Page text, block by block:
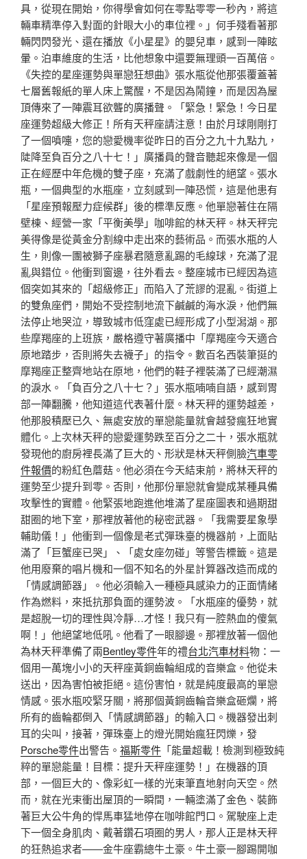
具，從現在開始，你得學會如何在零點零零一秒內，將這
輛車精準停入對面的針眼大小的車位裡。」何手殘看著那
輛閃閃發光、還在播放《小星星》的嬰兒車，感到一陣眩
暈。泊車維度的生活，比他想象中還要無理頭一百萬倍。
《失控的星座運勢與單戀狂想曲》張水瓶從他那張覆蓋著
七層舊報紙的單人床上驚醒，不是因為鬧鐘，而是因為屋
頂傳來了一陣震耳欲聾的廣播聲。「緊急！緊急！今日星
座運勢超級大修正！所有天秤座請注意！由於月球剛剛打
了一個噴嚏，您的戀愛機率從昨日的百分之九十九點九，
陡降至負百分之八十七！」廣播員的聲音聽起來像是一個
正在經歷中年危機的雙子座，充滿了戲劇性的絕望。張水
瓶，一個典型的水瓶座，立刻感到一陣恐慌，這是他患有
「星座預報壓力症候群」後的標準反應。他單戀著住在隔
壁棟、經營一家「平衡美學」咖啡館的林天秤。林天秤完
美得像是從黃金分割線中走出來的藝術品。而張水瓶的人
生，則像一團被獅子座暴君隨意亂踢的毛線球，充滿了混
亂與錯位。他衝到窗邊，往外看去。整座城市已經因為這
個突如其來的「超級修正」而陷入了荒謬的混亂。街道上
的雙魚座們，開始不受控制地流下鹹鹹的海水淚，他們無
法停止地哭泣，導致城市低窪處已經形成了小型潟湖。那
些摩羯座的上班族，嚴格遵守著廣播中「摩羯座今天適合
原地踏步，否則將失去襪子」的指令。數百名西裝筆挺的
摩羯座正整齊地站在原地，他們的鞋子裡裝滿了已經潮濕
的淚水。「負百分之八十七？」張水瓶喃喃自語，感到胃
部一陣翻騰，他知道這代表著什麼。林天秤的運勢越差，
他那股積壓已久、無處安放的單戀能量就會越發瘋狂地實
體化。上次林天秤的戀愛運勢跌至百分之二十，張水瓶就
發現他的廚房裡長滿了巨大的、形狀是林天秤側臉汽車零
件報價的粉紅色蘑菇。他必須在今天結束前，將林天秤的
運勢至少提升到零。否則，他那份單戀就會變成某種具備
攻擊性的實體。他緊張地跑進他堆滿了星座圖表和過期甜
甜圈的地下室，那裡放著他的秘密武器。「我需要星象學
輔助儀！」他衝到一個像是老式彈珠臺的機器前，上面貼
滿了「巨蟹座已哭」、「處女座勿碰」等警告標籤。這是
他用廢棄的唱片機和一個不知名的外星計算器改造而成的
「情感調節器」。他必須輸入一種極具感染力的正面情緒
作為燃料，來抵抗那負面的運勢波。「水瓶座的優勢，就
是超脫一切的理性與冷靜…才怪！我只有一腔熱血的傻氣
啊！」他絕望地低吼。他看了一眼腳邊。那裡放著一個他
為林天秤準備了兩Bentley零件年的禮台北汽車材料物：一
個用一萬塊小小的天秤座黃銅齒輪組成的音樂盒。他從未
送出，因為害怕被拒絕。這份害怕，就是純度最高的單戀
情感。張水瓶咬緊牙關，將那個黃銅齒輪音樂盒砸爛，將
所有的齒輪都倒入「情感調節器」的輸入口。機器發出刺
耳的尖叫，接著，彈珠臺上的燈光開始瘋狂閃爍，發
Porsche零件出警告。 福斯零件 「能量超載！檢測到極致純
粹的單戀能量！目標：提升天秤座運勢！」在機器的頂
部，一個巨大的、像彩虹一樣的光束筆直地射向天空。然
而，就在光束衝出屋頂的一瞬間，一輛塗滿了金色、裝飾
著巨大公牛角的悍馬車猛地停在咖啡館門口。駕駛座上走
下一個全身肌肉、戴著鑽石項圈的男人，那人正是林天秤
的狂熱追求者——金牛座霸總牛土豪。牛土豪一腳踢開咖